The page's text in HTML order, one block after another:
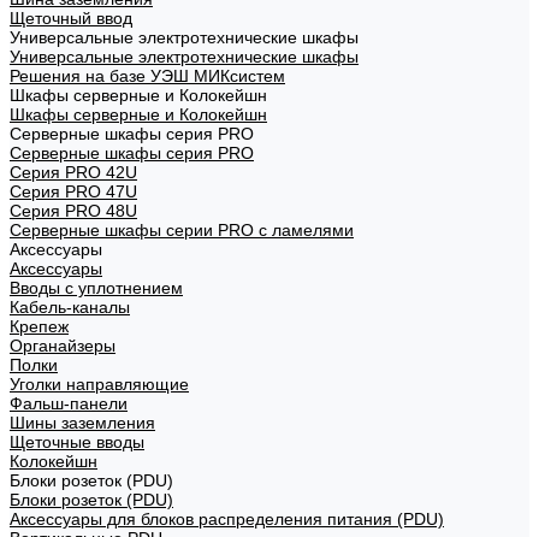
Щеточный ввод
Универсальные электротехнические шкафы
Универсальные электротехнические шкафы
Решения на базе УЭШ МИКсистем
Шкафы серверные и Колокейшн
Шкафы серверные и Колокейшн
Серверные шкафы серия PRO
Серверные шкафы серия PRO
Серия PRO 42U
Серия PRO 47U
Серия PRO 48U
Серверные шкафы серии PRO с ламелями
Аксессуары
Аксессуары
Вводы с уплотнением
Кабель-каналы
Крепеж
Органайзеры
Полки
Уголки направляющие
Фальш-панели
Шины заземления
Щеточные вводы
Колокейшн
Блоки розеток (PDU)
Блоки розеток (PDU)
Аксессуары для блоков распределения питания (PDU)